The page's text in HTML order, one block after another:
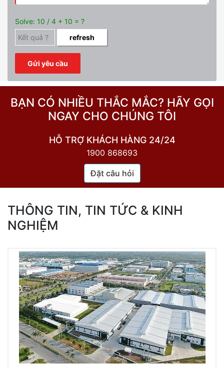
Solve: 10 / 4 + 10 = ?
refresh
BẠN CÓ NHIỀU THẮC MẮC? HÃY GỌI
NGAY CHO CHÚNG TÔI
HỖ TRỢ KHÁCH HÀNG 24/24
1900 868693
Đặt câu hỏi
THÔNG TIN, TIN TỨC & KINH
NGHIỆM